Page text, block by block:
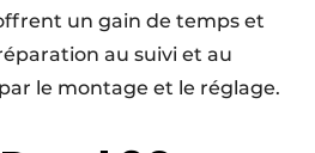
un gain de temps et
au suivi et au
le montage et le réglage.